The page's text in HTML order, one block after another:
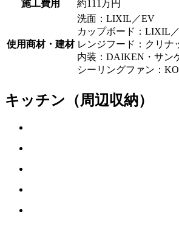
施工費用
約111万円
使用商材・建材
洗面：LIXIL／EV
カップボード：LIXIL
レンジフード：クリナ
内装：DAIKEN・サン
シーリングファン：
キッチン（周辺収納）